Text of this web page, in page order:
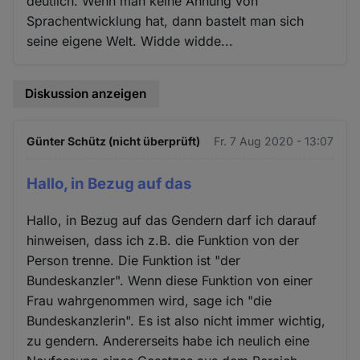
Sprachentwicklung hat, dann bastelt man sich
seine eigene Welt. Widde widde...
Diskussion anzeigen
Günter Schütz (nicht überprüft) Fr. 7 Aug 2020 - 13:07
Hallo, in Bezug auf das
Hallo, in Bezug auf das Gendern darf ich darauf
hinweisen, dass ich z.B. die Funktion von der
Person trenne. Die Funktion ist "der
Bundeskanzler". Wenn diese Funktion von einer
Frau wahrgenommen wird, sage ich "die
Bundeskanzlerin". Es ist also nicht immer wichtig,
zu gendern. Andererseits habe ich neulich eine